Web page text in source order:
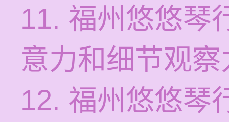
11. 福州悠悠琴
意力和细节观察
12. 福州悠悠琴